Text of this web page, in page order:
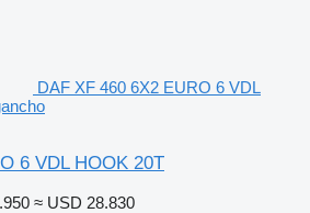
DAF XF 460 6X2 EURO 6 VDL
6 VDL HOOK 20T
≈ USD 28.830